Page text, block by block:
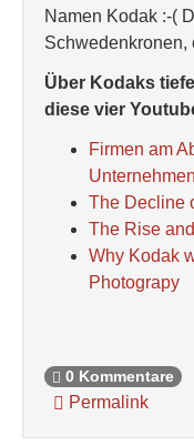
Namen Kodak :-(
Schwedenkronen,
Über Kodaks
diese vier
Firmen am
Unternehmen
The Decline
The Rise
Why Kodak
Photograpy
0 Kommentare
Permalink